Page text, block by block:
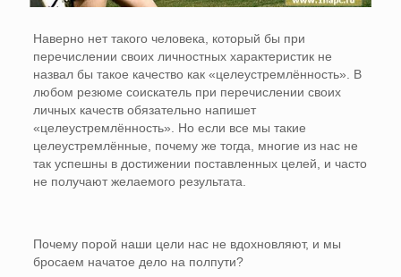
Наверно нет такого человека, который бы при
перечислении своих личностных характеристик не
назвал бы такое качество как «целеустремлённость». В
любом резюме соискатель при перечислении своих
личных качеств обязательно напишет
«целеустремлённость». Но если все мы такие
целеустремлённые, почему же тогда, многие из нас не
так успешны в достижении поставленных целей, и часто
не получают желаемого результата.
Почему порой наши цели нас не вдохновляют, и мы
бросаем начатое дело на полпути?